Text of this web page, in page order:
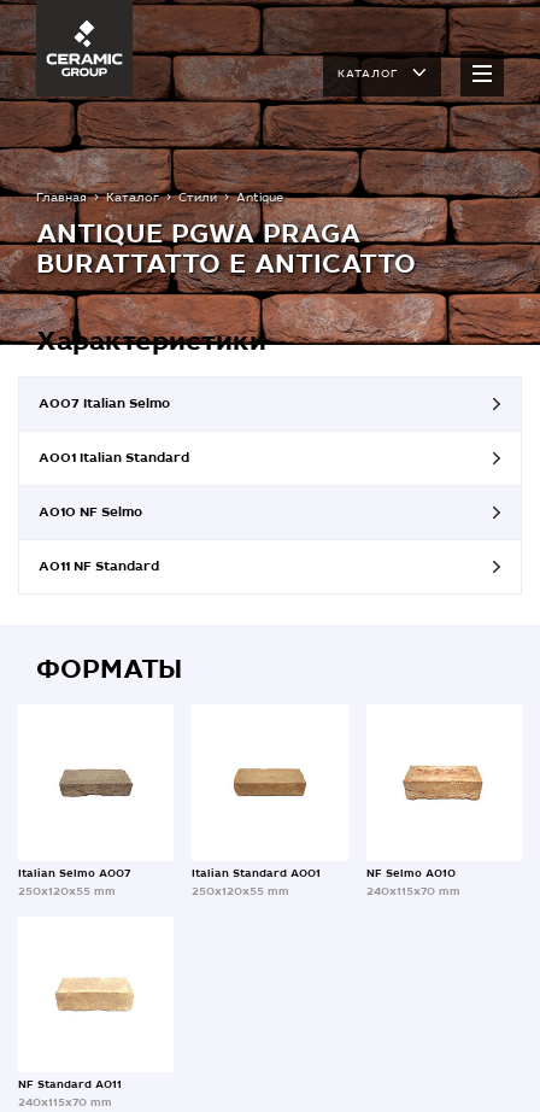
КАТАЛОГ
Главная Каталог Стили Antique
ANTIQUE PGWA PRAGA
BURATTATTO Е ANTICATTO
Характеристики
A007 Italian Selmo
A001 Italian Standard
A010 NF Selmo
A011 NF Standard
ФОРМАТЫ
Italian Selmo A007
250x120x55 mm
Italian Standard A001
250x120x55 mm
NF Selmo A010
240x115x70 mm
NF Standard A011
240x115x70 mm